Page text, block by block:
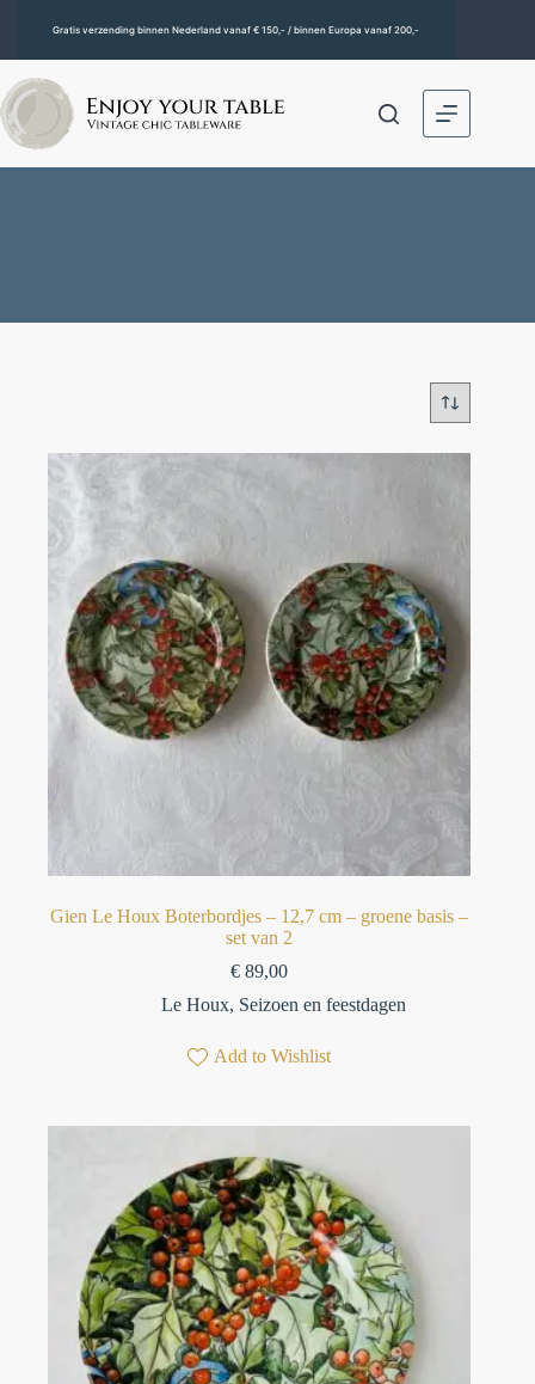
Gratis verzending binnen Nederland vanaf € 150,- / binnen Europa vanaf 200,-
Gien Le Houx Boterbordjes – 12,7 cm – groene basis –
set van 2
€ 89,00
Le Houx, Seizoen en feestdagen
Add to Wishlist